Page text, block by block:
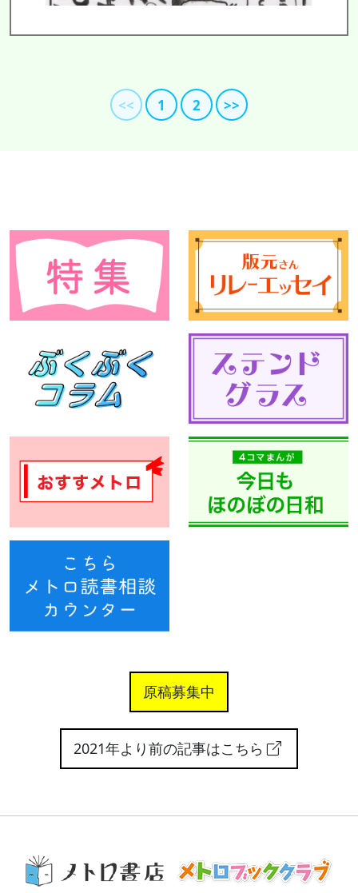
<< 1 2 >>
原稿募集中
2021年より前の記事はこちら